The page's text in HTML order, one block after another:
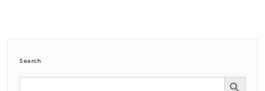
Search
Search Search Button